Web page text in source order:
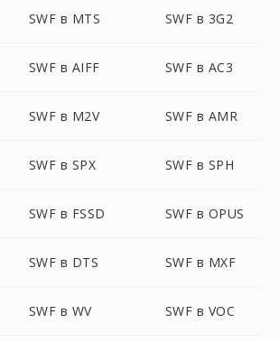
SWF в MTS SWF в 3G2
SWF в AIFF SWF в AC3
SWF в M2V SWF в AMR
SWF в SPX SWF в SPH
SWF в FSSD SWF в OPUS
SWF в DTS SWF в MXF
SWF в WV SWF в VOC